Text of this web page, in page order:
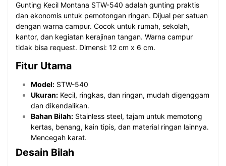
Gunting Kecil Montana STW-540 adalah gunting praktis
dan ekonomis untuk pemotongan ringan. Dijual per satuan
dengan warna campur. Cocok untuk rumah, sekolah,
kantor, dan kegiatan kerajinan tangan. Warna campur
tidak bisa request. Dimensi: 12 cm x 6 cm.
Fitur Utama
Model: STW-540
Ukuran: Kecil, ringkas, dan ringan, mudah digenggam
dan dikendalikan.
Bahan Bilah: Stainless steel, tajam untuk memotong
kertas, benang, kain tipis, dan material ringan lainnya.
Mencegah karat.
Desain Bilah